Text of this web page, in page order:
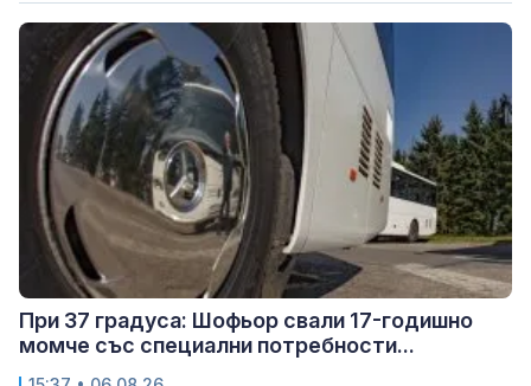
При 37 градуса: Шофьор свали 17-годишно
момче със специални потребности...